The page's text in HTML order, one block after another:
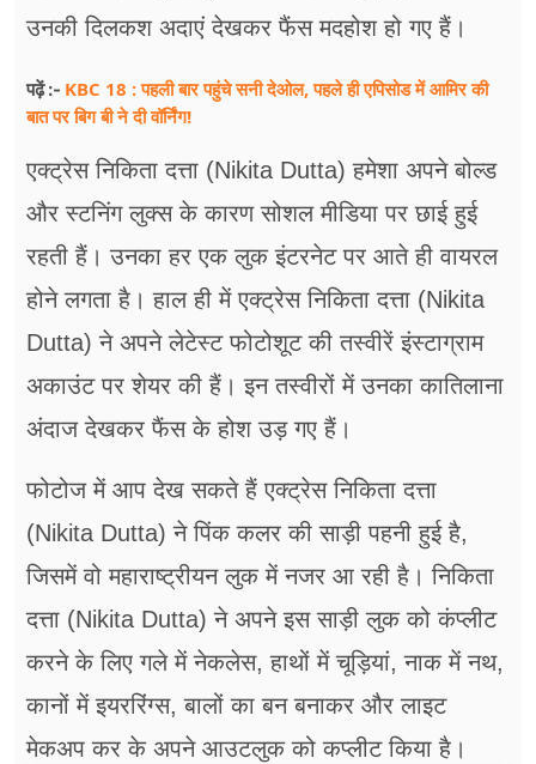
उनकी दिलकश अदाएं देखकर फैंस मदहोश हो गए हैं।
पढ़ें :- KBC 18 : पहली बार पहुंचे सनी देओल, पहले ही एपिसोड में आमिर की
बात पर बिग बी ने दी वॉर्निंग!
एक्ट्रेस निकिता दत्ता (Nikita Dutta) हमेशा अपने बोल्ड
और स्टनिंग लुक्स के कारण सोशल मीडिया पर छाई हुई
रहती हैं। उनका हर एक लुक इंटरनेट पर आते ही वायरल
होने लगता है। हाल ही में एक्ट्रेस निकिता दत्ता (Nikita
Dutta) ने अपने लेटेस्ट फोटोशूट की तस्वीरें इंस्टाग्राम
अकाउंट पर शेयर की हैं। इन तस्वीरों में उनका कातिलाना
अंदाज देखकर फैंस के होश उड़ गए हैं।
फोटोज में आप देख सकते हैं एक्ट्रेस निकिता दत्ता
(Nikita Dutta) ने पिंक कलर की साड़ी पहनी हुई है,
जिसमें वो महाराष्ट्रीयन लुक में नजर आ रही है। निकिता
दत्ता (Nikita Dutta) ने अपने इस साड़ी लुक को कंप्लीट
करने के लिए गले में नेकलेस, हाथों में चूड़ियां, नाक में नथ,
कानों में इयररिंग्स, बालों का बन बनाकर और लाइट
मेकअप कर के अपने आउटलुक को कप्लीट किया है।